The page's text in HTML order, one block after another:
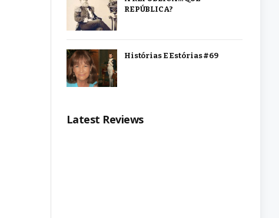
REPÚBLICA?
Histórias E Estórias #69
Latest Reviews